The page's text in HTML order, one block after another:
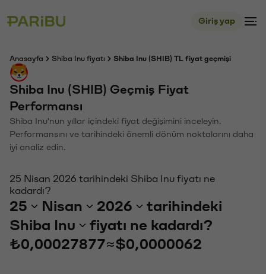
Giriş yap
Anasayfa Shiba Inu fiyatı Shiba Inu (SHIB) TL fiyat geçmişi
Shiba Inu (SHIB) Geçmiş Fiyat
Performansı
Shiba Inu'nun yıllar içindeki fiyat değişimini inceleyin.
Performansını ve tarihindeki önemli dönüm noktalarını daha
iyi analiz edin.
25 Nisan 2026 tarihindeki Shiba Inu fiyatı ne
kadardı?
25 Nisan 2026
tarihindeki
Shiba Inu
fiyatı ne kadardı?
₺0,00027877≈$0,0000062